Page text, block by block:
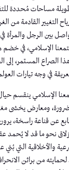
مساحات مُحددة
التغيير القادمة من
بين الرجل والمرأة
الإسلامي، في
الصراع المستمر،
في وجه تيارات
الإسلامي ينقسم
ومعارض يخشى
عن قناعة راسخة،
نحو ما قد لا يُحمد
والأخلاقية التي بُني
من براثن